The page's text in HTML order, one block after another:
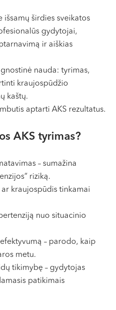
išsamų širdies sveikatos
gydytojai,
ir aiškias
nauda: tyrimas,
kraujospūdžio
kaštų.
aptarti AKS rezultatus.
AKS tyrimas?
– sumažina
riziką.
kraujospūdis tinkamai
nuo situacinio
– parodo, kaip
metu.
tikimybę – gydytojas
patikimais